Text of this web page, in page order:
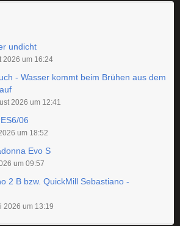
undicht
2026 um 16:24
- Wasser kommt beim Brühen aus dem
2026 um 12:41
06
um 18:52
Evo S
um 09:57
2 B bzw. QuickMill Sebastiano -
2026 um 13:19